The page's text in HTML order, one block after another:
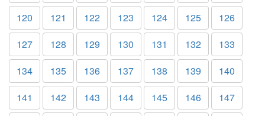
120
121 122 123 124 125
126
127
128 129 130 131 132
133
134
135 136 137 138 139
140
141
142 143 144 145 146
147